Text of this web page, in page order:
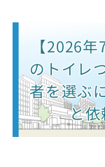
【2026
のトイレ
者を選ぶ
と